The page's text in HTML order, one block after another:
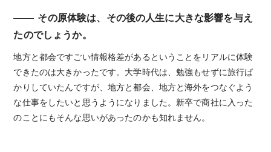
その原体験は、その後の人生に大きな影響を与え
たのでしょうか。
地方と都会ですごい情報格差があるということをリアルに体験
できたのは大きかったです。大学時代は、勉強もせずに旅行ば
かりしていたんですが、地方と都会、地方と海外をつなぐよう
な仕事をしたいと思うようになりました。新卒で商社に入った
のことにもそんな思いがあったのかも知れません。